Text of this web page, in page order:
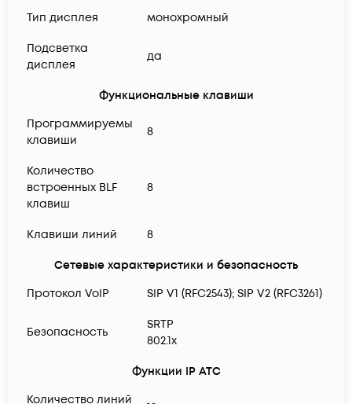
Тип дисплея
монохромный
Подсветка
дисплея
да
Функциональные клавиши
Программируемы
клавиши
8
Количество
встроенных BLF
клавиш
8
Клавиши линий 8
Сетевые характеристики и безопасность
Протокол VoIP
SIP V1 (RFC2543); SIP V2 (RFC3261)
Безопасность
SRTP
802.1x
Функции IP АТС
Количество линий